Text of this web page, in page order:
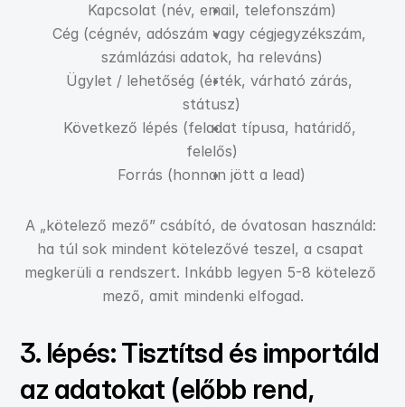
Kapcsolat (név, email, telefonszám)
Cég (cégnév, adószám vagy cégjegyzékszám,
számlázási adatok, ha releváns)
Ügylet / lehetőség (érték, várható zárás,
státusz)
Következő lépés (feladat típusa, határidő,
felelős)
Forrás (honnan jött a lead)
A „kötelező mező” csábító, de óvatosan használd:
ha túl sok mindent kötelezővé teszel, a csapat
megkerüli a rendszert. Inkább legyen 5-8 kötelező
mező, amit mindenki elfogad.
3. lépés: Tisztítsd és importáld
az adatokat (előbb rend,